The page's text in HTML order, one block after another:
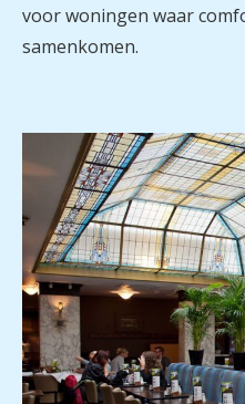
voor woningen waar
samenkomen.